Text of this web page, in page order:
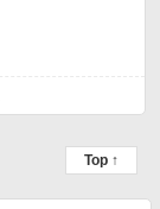
Top ↑